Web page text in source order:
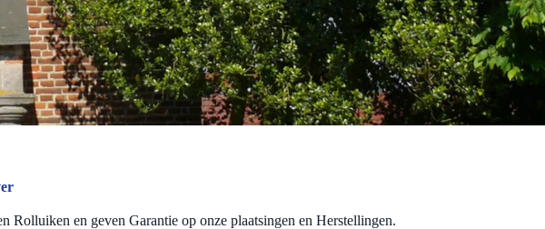
Rolluiken en geven Garantie op onze plaatsingen en Herstellingen.